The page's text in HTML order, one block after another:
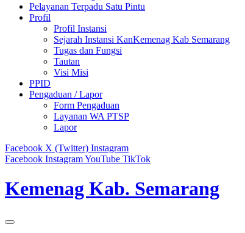
Pelayanan Terpadu Satu Pintu
Profil
Profil Instansi
Sejarah Instansi KanKemenag Kab Semarang
Tugas dan Fungsi
Tautan
Visi Misi
PPID
Pengaduan / Lapor
Form Pengaduan
Layanan WA PTSP
Lapor
Facebook X (Twitter) Instagram
Facebook InstagramYouTube TikTok
Kemenag Kab. Semarang